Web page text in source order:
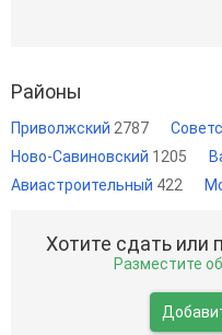
Районы
Приволжский 2787
Ново-Савиновский 1205
Авиастроительный 422
Хотите сдать или
Разместите